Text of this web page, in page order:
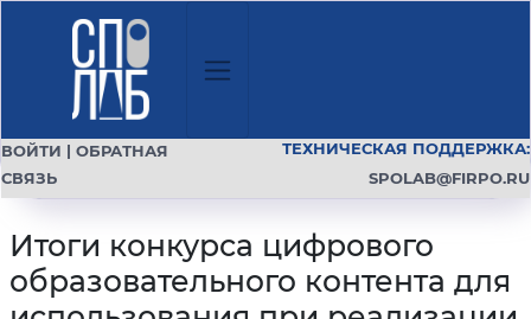
ВОЙТИ | ОБРАТНАЯ
СВЯЗЬ
ТЕХНИЧЕСКАЯ ПОДДЕРЖКА:
SPOLAB@FIRPO.RU
Итоги конкурса цифрового
образовательного контента для